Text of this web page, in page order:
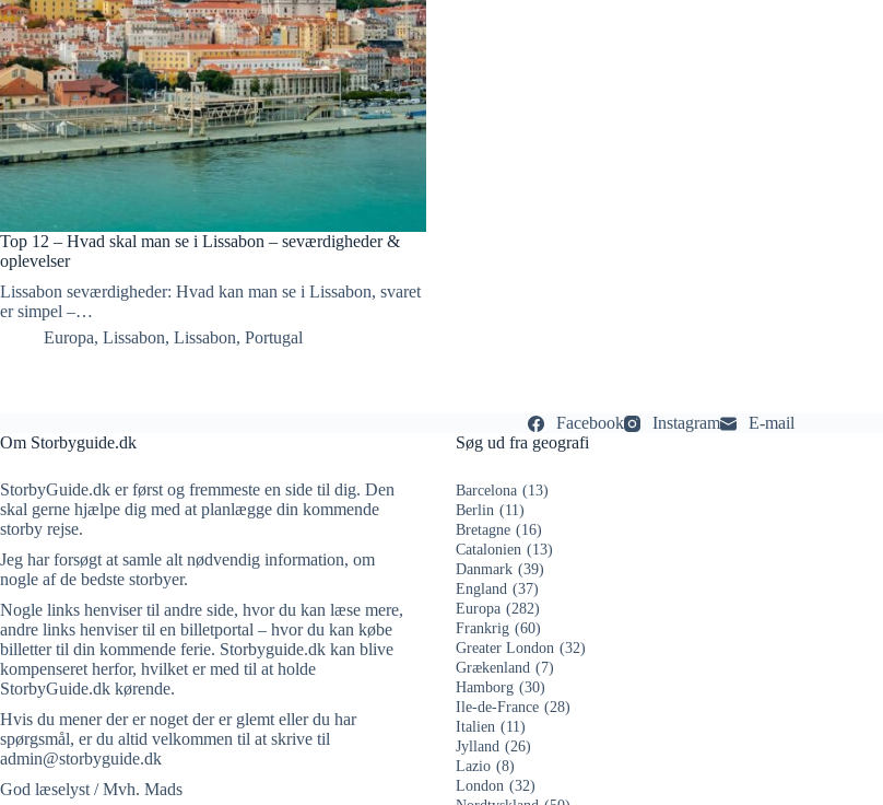
Top 12 – Hvad skal man se i Lissabon – seværdigheder &
oplevelser
Lissabon seværdigheder: Hvad kan man se i Lissabon, svaret
er simpel –…
Europa, Lissabon, Lissabon, Portugal
Facebook Instagram
E-mail
Om Storbyguide.dk
StorbyGuide.dk er først og fremmeste en side til dig. Den
skal gerne hjælpe dig med at planlægge din kommende
storby rejse.
Jeg har forsøgt at samle alt nødvendig information, om
nogle af de bedste storbyer.
Nogle links henviser til andre side, hvor du kan læse mere,
andre links henviser til en billetportal – hvor du kan købe
billetter til din kommende ferie. Storbyguide.dk kan blive
kompenseret herfor, hvilket er med til at holde
StorbyGuide.dk kørende.
Hvis du mener der er noget der er glemt eller du har
spørgsmål, er du altid velkommen til at skrive til
admin@storbyguide.dk
God læselyst / Mvh. Mads
Søg ud fra geografi
Barcelona (13)
Berlin (11)
Bretagne (16)
Catalonien (13)
Danmark (39)
England (37)
Europa (282)
Frankrig (60)
Greater London (32)
Grækenland (7)
Hamborg (30)
Ile-de-France (28)
Italien (11)
Jylland (26)
Lazio (8)
London (32)